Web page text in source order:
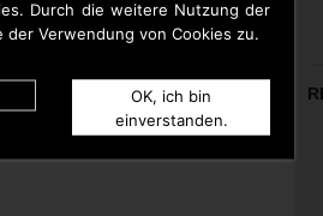
Durch die weitere Nutzung der
der Verwendung von Cookies zu.
OK, ich bin
einverstanden.
dass sie keinerlei
hat. Deshalb distanziert
auf dieser Homepage